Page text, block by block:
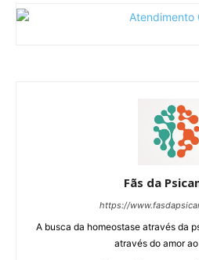
Fãs da
https://
A busca da homeostase através da
através do amor